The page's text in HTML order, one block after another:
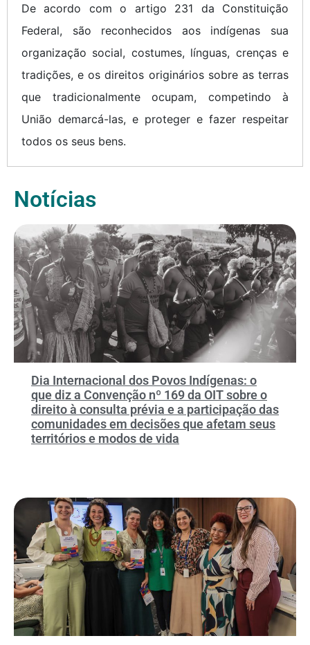
De acordo com o artigo 231 da Constituição
Federal, são reconhecidos aos indígenas sua
organização social, costumes, línguas, crenças e
tradições, e os direitos originários sobre as terras
que tradicionalmente ocupam, competindo à
União demarcá-las, e proteger e fazer respeitar
todos os seus bens.
Notícias
Dia Internacional dos Povos Indígenas: o
que diz a Convenção nº 169 da OIT sobre o
direito à consulta prévia e a participação das
comunidades em decisões que afetam seus
territórios e modos de vida